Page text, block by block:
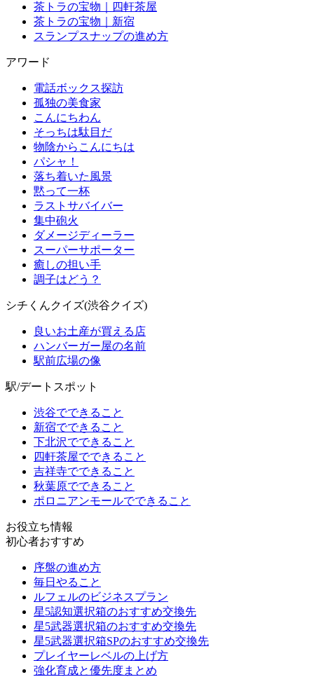
茶トラの宝物｜四軒茶屋
茶トラの宝物｜新宿
スランプスナップの進め方
アワード
電話ボックス探訪
孤独の美食家
こんにちわん
そっちは駄目だ
物陰からこんにちは
パシャ！
落ち着いた風景
黙って一杯
ラストサバイバー
集中砲火
ダメージディーラー
スーパーサポーター
癒しの担い手
調子はどう？
シチくんクイズ(渋谷クイズ)
良いお土産が買える店
ハンバーガー屋の名前
駅前広場の像
駅/デートスポット
渋谷でできること
新宿でできること
下北沢でできること
四軒茶屋でできること
吉祥寺でできること
秋葉原でできること
ポロニアンモールでできること
お役立ち情報
初心者おすすめ
序盤の進め方
毎日やること
ルフェルのビジネスプラン
星5認知選択箱のおすすめ交換先
星5武器選択箱のおすすめ交換先
星5武器選択箱SPのおすすめ交換先
プレイヤーレベルの上げ方
強化育成と優先度まとめ